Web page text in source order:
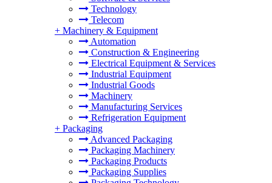
Technology
Telecom
+ Machinery & Equipment
Automation
Construction & Engineering
Electrical Equipment & Services
Industrial Equipment
Industrial Goods
Machinery
Manufacturing Services
Refrigeration Equipment
+ Packaging
Advanced Packaging
Packaging Machinery
Packaging Products
Packaging Supplies